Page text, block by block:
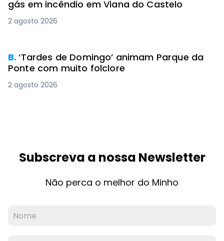
gás em incêndio em Viana do Castelo
2 agosto 2026
B.‘Tardes de Domingo’ animam Parque da
Ponte com muito folclore
2 agosto 2026
Subscreva a nossa Newsletter
Não perca o melhor do Minho